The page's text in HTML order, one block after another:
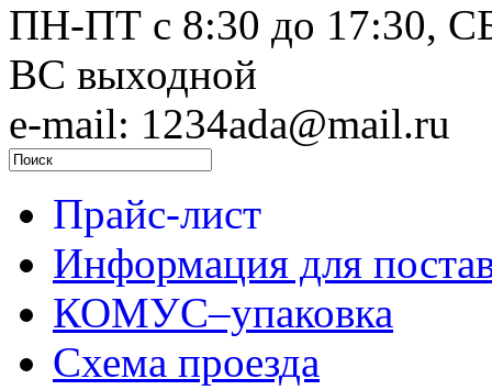
ПН-ПТ c 8:30 до 17:30,
ВС выходной
e-mail: 1234ada@mail.ru
Прайс-лист
Информация для
КОМУС–упаковка
Схема проезда